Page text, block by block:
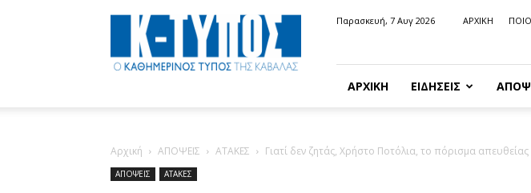
Κ-
ΤΥΠΟΣ
Παρασκευή, 7 Αυγ 2026 ΑΡΧΙΚΗ
ΑΡΧΙΚΗ ΕΙΔΗΣΕΙΣ
Αρχική ΑΠΟΨΕΙΣ ΑΤΑΚΕΣ Γιατί δεν ζητάς, Χρήστο Ποτόλια, το πόρισμα
ΑΠΟΨΕΙΣ ΑΤΑΚΕΣ